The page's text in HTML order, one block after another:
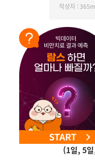
작성자 :
안녕하세
4월
<성신여
- 매주 일
(1일, 5